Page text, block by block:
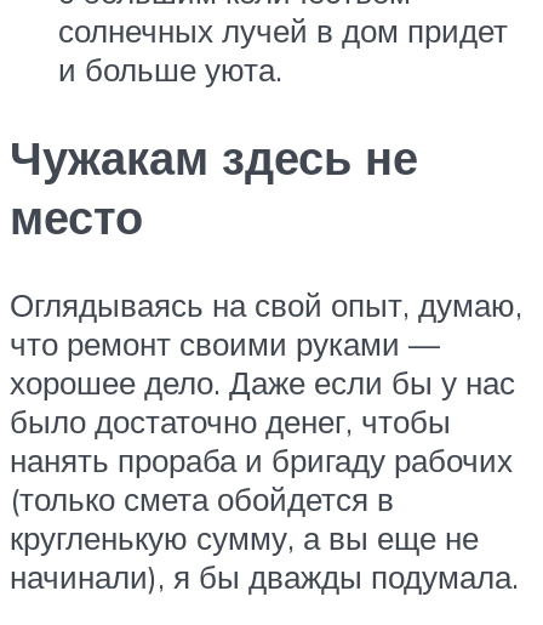
солнечных лучей в дом придет
и больше уюта.
Чужакам здесь не
место
Оглядываясь на свой опыт, думаю,
что ремонт своими руками —
хорошее дело. Даже если бы у нас
было достаточно денег, чтобы
нанять прораба и бригаду рабочих
(только смета обойдется в
кругленькую сумму, а вы еще не
начинали), я бы дважды подумала.